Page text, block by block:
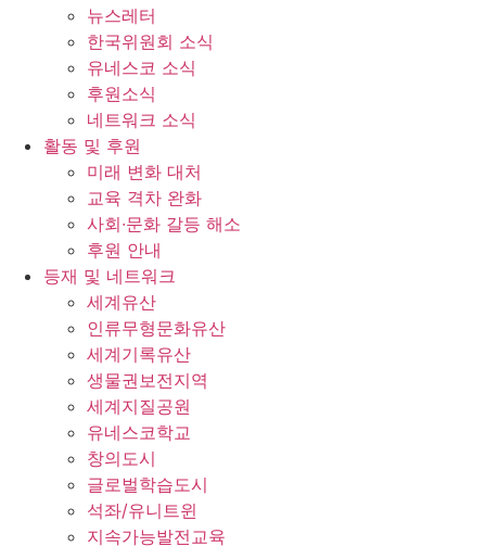
뉴스레터
한국위원회 소식
유네스코 소식
후원소식
네트워크 소식
활동 및 후원
미래 변화 대처
교육 격차 완화
사회∙문화 갈등 해소
후원 안내
등재 및 네트워크
세계유산
인류무형문화유산
세계기록유산
생물권보전지역
세계지질공원
유네스코학교
창의도시
글로벌학습도시
석좌/유니트윈
지속가능발전교육